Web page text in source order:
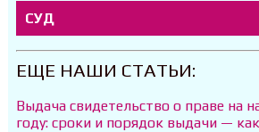
СУД
ЕЩЕ НАШИ СТАТЬИ:
Выдача свидетельство о праве на
году: сроки и порядок выдачи —